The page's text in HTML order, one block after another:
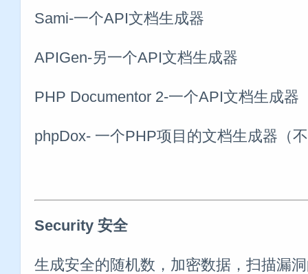
Sami-一个API文档生成器
APIGen-另一个API文档生成器
PHP Documentor 2-一个API文档生成器
phpDox- 一个PHP项目的文档生成器（
Security 安全
生成安全的随机数，加密数据，扫描漏